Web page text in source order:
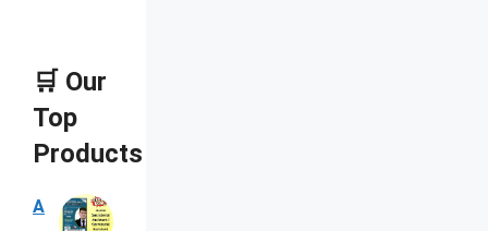
🛒 Our
Top
Products
A